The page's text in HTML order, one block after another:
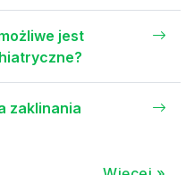
jest
zaklinania